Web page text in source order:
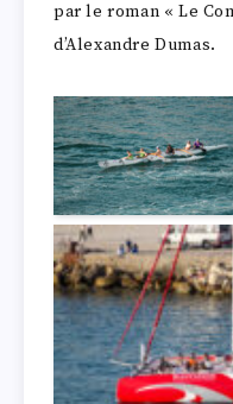
par le roman « Le
d’Alexandre Dumas.